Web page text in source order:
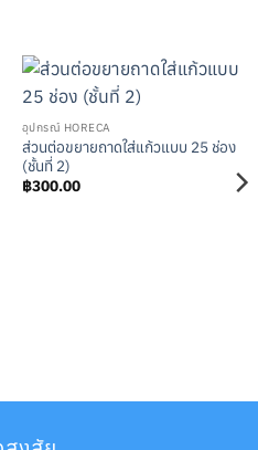
อุปกรณ์ HORECA
ส่วนต่อขยายถาดใส่แก้วแบบ 25 ช่อง
(ชั้นที่ 2)
฿300.00